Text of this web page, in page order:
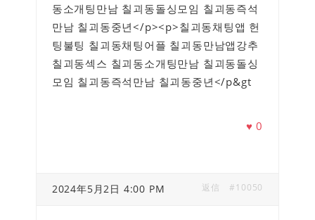
동소개팅만남 칠괴동돌싱모임 칠괴동즉석
만남 칠괴동중년</p><p>칠괴동채팅앱 헌
팅불팅 칠괴동채팅어플 칠괴동만남앱강추
칠괴동섹스 칠괴동소개팅만남 칠괴동돌싱
모임 칠괴동즉석만남 칠괴동중년</p&gt
♥0
2024年5月2日 4:00 PM #10050
返信